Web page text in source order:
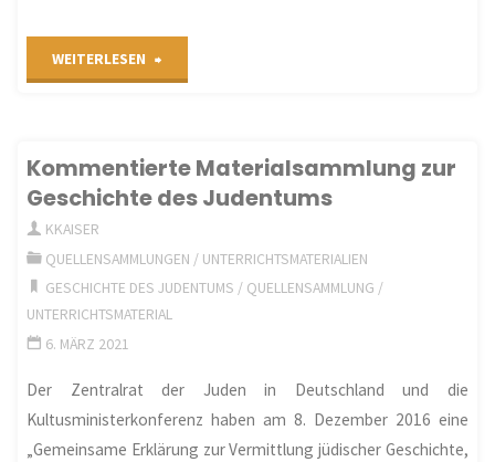
WEITERLESEN
den
und
Kommentierte Materialsammlung zur
Geschichte des Judentums
KKAISER
QUELLENSAMMLUNGEN / UNTERRICHTSMATERIALIEN
GESCHICHTE DES JUDENTUMS / QUELLENSAMMLUNG /
UNTERRICHTSMATERIAL
6. MÄRZ 2021
Der Zentralrat der Juden in Deutschland und die
Kultusministerkonferenz haben am 8. Dezember 2016 eine
„Gemeinsame Erklärung zur Vermittlung jüdischer Geschichte,